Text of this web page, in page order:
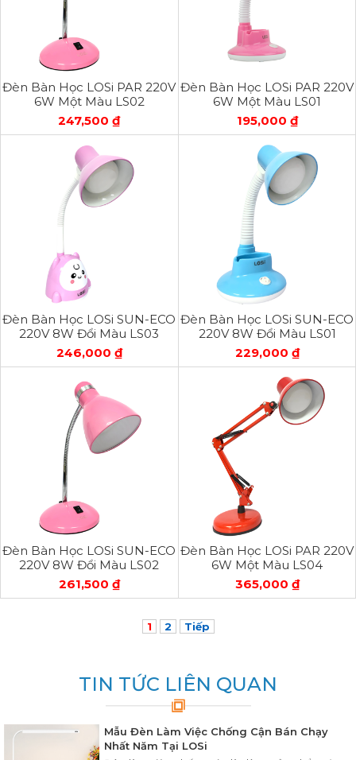
Đèn Bàn Học LOSi PAR 220V
6W Một Màu LS02
247,500 ₫
Đèn Bàn Học LOSi PAR 220V
6W Một Màu LS01
195,000 ₫
Đèn Bàn Học LOSi SUN-ECO
220V 8W Đổi Màu LS03
246,000 ₫
Đèn Bàn Học LOSi SUN-ECO
220V 8W Đổi Màu LS01
229,000 ₫
Đèn Bàn Học LOSi SUN-ECO
220V 8W Đổi Màu LS02
261,500 ₫
Đèn Bàn Học LOSi PAR 220V
6W Một Màu LS04
365,000 ₫
1 2 Tiếp
TIN TỨC LIÊN QUAN
Mẫu Đèn Làm Việc Chống Cận Bán Chạy
Nhất Năm Tại LOSi